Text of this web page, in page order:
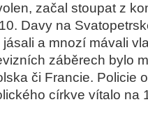
začal stoupat z
Davy na
a mnozí mávali
záběrech bylo
či Francie. Policie
církve vítalo na